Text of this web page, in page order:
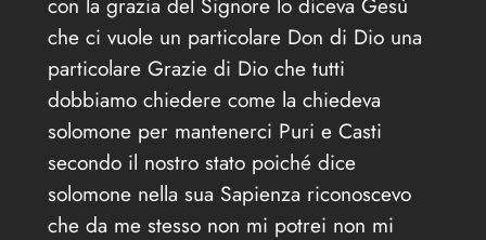
che ci vuole un particolare Don di Dio una
particolare Grazie di Dio che tutti
dobbiamo chiedere come la chiedeva
solomone per mantenerci Puri e Casti
secondo il nostro stato poiché dice
solomone nella sua Sapienza riconoscevo
che da me stesso non mi potrei non mi